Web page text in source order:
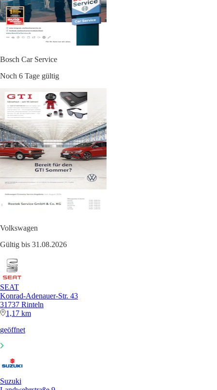
Bosch Car Service
Noch 6 Tage gültig
Volkswagen
Gültig bis 31.08.2026
SEAT
Konrad-Adenauer-Str. 43
31737 Rinteln
1,17 km
geöffnet
Suzuki